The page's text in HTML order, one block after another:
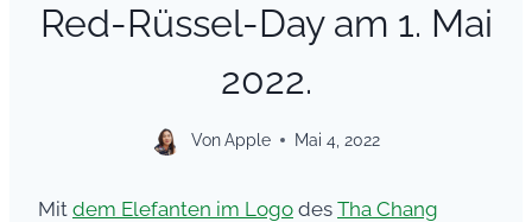
Red-Rüssel-Day am 1. Mai
2022.
VonApple Mai 4, 2022
Mit dem Elefanten im Logo des Tha Chang